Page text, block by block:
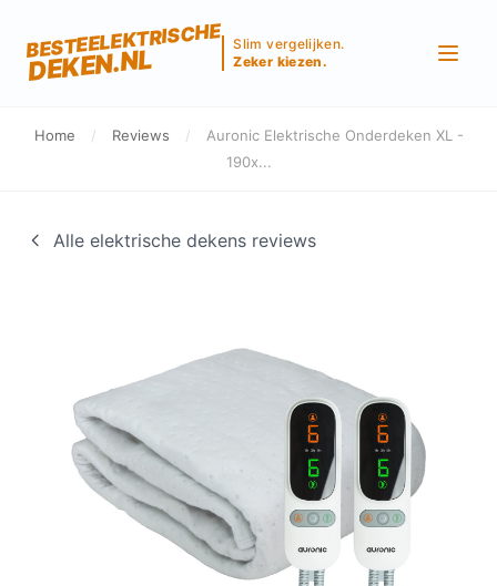
BESTEELEKTRISCHE
DEKEN.NL
Slim vergelijken.
Zeker kiezen.
Home / Reviews /
Auronic Elektrische Onderdeken XL -
190x...
Alle elektrische dekens reviews